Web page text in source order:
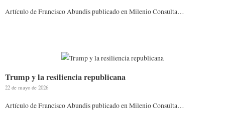
Artículo de Francisco Abundis publicado en Milenio Consulta…
Trump y la resiliencia republicana
22 de mayo de 2026
Artículo de Francisco Abundis publicado en Milenio Consulta…